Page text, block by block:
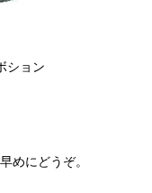
ション
めにどうぞ。